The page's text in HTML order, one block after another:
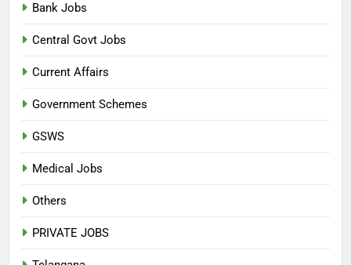
Bank Jobs
Central Govt Jobs
Current Affairs
Government Schemes
GSWS
Medical Jobs
Others
PRIVATE JOBS